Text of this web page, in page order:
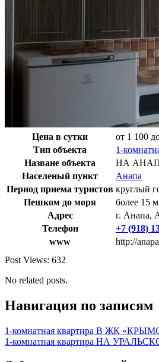
Цена в сутки
от 1 100
Тип объекта
1-
Назване объекта
НА
Населеный пункт
Анапа
Период приема туристов круглый
Пешком до моря
более 15
Адрес
г. Анапа,
Телефон
+7 (918)
www
http://
Post Views: 632
No related posts.
Навигация по записям
1-комнатная квартира В ЖК
1-комнатная квартира НА